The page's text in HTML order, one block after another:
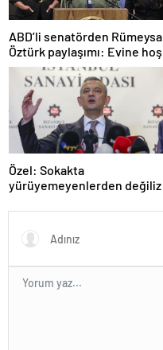
ABD’li senatörden Rümeysa
Öztürk paylaşımı: Evine hoş
geldin!
Özel: Sokakta
yürüyemeyenlerden değiliz